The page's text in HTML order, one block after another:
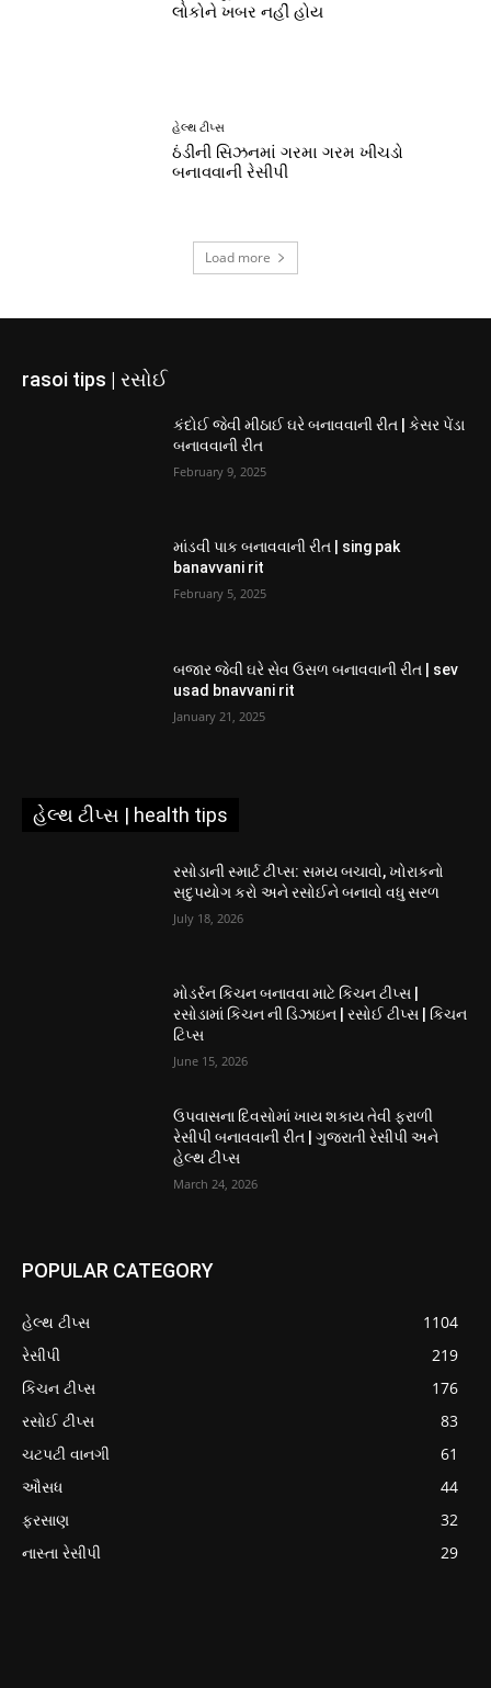
લોકોને ખબર નહીં હોય
હેલ્થ ટીપ્સ
ઠંડીની સિઝનમાં ગરમા ગરમ ખીચડો
બનાવવાની રેસીપી
Load more
rasoi tips | રસોઈ
કંદોઈ જેવી મીઠાઈ ઘરે બનાવવાની રીત | કેસર પેંડા
બનાવવાની રીત
February 9, 2025
માંડવી પાક બનાવવાની રીત | sing pak
banavvani rit
February 5, 2025
બજાર જેવી ઘરે સેવ ઉસળ બનાવવાની રીત | sev
usad bnavvani rit
January 21, 2025
હેલ્થ ટીપ્સ | health tips
રસોડાની સ્માર્ટ ટીપ્સ: સમય બચાવો, ખોરાકનો
સદુપયોગ કરો અને રસોઈને બનાવો વધુ સરળ
July 18, 2026
મોડર્રન કિચન બનાવવા માટે કિચન ટીપ્સ |
રસોડામાં કિચન ની ડિઝાઇન | રસોઈ ટીપ્સ | કિચન
ટિપ્સ
June 15, 2026
ઉપવાસના દિવસોમાં ખાય શકાય તેવી ફરાળી
રેસીપી બનાવવાની રીત | ગુજરાતી રેસીપી અને
હેલ્થ ટીપ્સ
March 24, 2026
POPULAR CATEGORY
હેલ્થ ટીપ્સ
1104
રેસીપી
219
કિચન ટીપ્સ
176
રસોઈ ટીપ્સ
83
ચટપટી વાનગી
61
ઔસધ
44
ફરસાણ
32
નાસ્તા રેસીપી
29